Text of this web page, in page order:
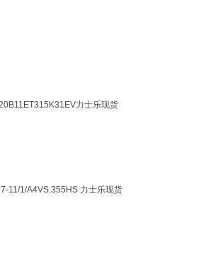
力士乐现货
11/1/A4VS.355HS 力士乐现货